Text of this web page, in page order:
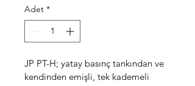
Adet *
JP PT-H; yatay basınç tankından ve
kendinden emişli, tek kademeli